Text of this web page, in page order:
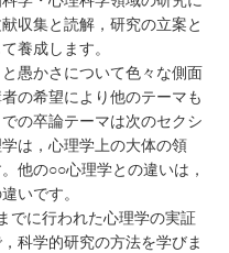
収集と読解，研究の立案と
養成します。
愚かさについて色々な側面
の希望により他のテーマも
の卒論テーマは次のセクシ
は，心理学上の大体の領
他の○○心理学との違いは，
いです。
でに行われた心理学の実証
科学的研究の方法を学びま